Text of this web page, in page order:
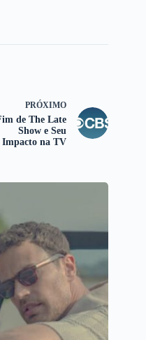
PRÓXIMO
de The Late
Show e Seu
Impacto na TV